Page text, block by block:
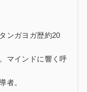
ンガヨガ歴約20
マインドに響く呼
者。